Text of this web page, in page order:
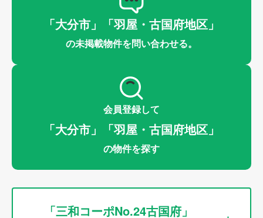
「大分市」「羽屋・古国府地区」
の未掲載物件を問い合わせる。
会員登録して
「大分市」「羽屋・古国府地区」
の物件を探す
「三和コーポNo.24古国府」